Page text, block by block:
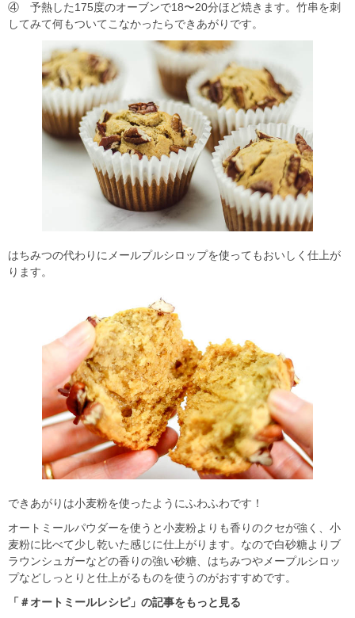
④ 予熱した175度のオーブンで18〜20分ほど焼きます。竹串を刺
してみて何もついてこなかったらできあがりです。
はちみつの代わりにメールプルシロップを使ってもおいしく仕上が
ります。
できあがりは小麦粉を使ったようにふわふわです！
オートミールパウダーを使うと小麦粉よりも香りのクセが強く、小
麦粉に比べて少し乾いた感じに仕上がります。なので白砂糖よりブ
ラウンシュガーなどの香りの強い砂糖、はちみつやメープルシロッ
プなどしっとりと仕上がるものを使うのがおすすめです。
「＃オートミールレシピ」の記事をもっと見る